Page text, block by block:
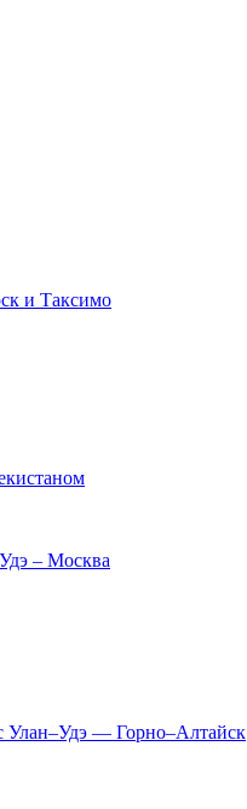
и Таксимо
– Москва
Улан–Удэ — Горно–Алтайск